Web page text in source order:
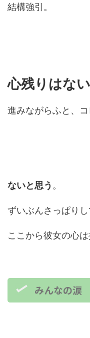
結構強引。
心残りはな
進みながらふと、コ
ないと思う 。
ずいぶんさっぱり
ここから彼女の心
みんなの涙